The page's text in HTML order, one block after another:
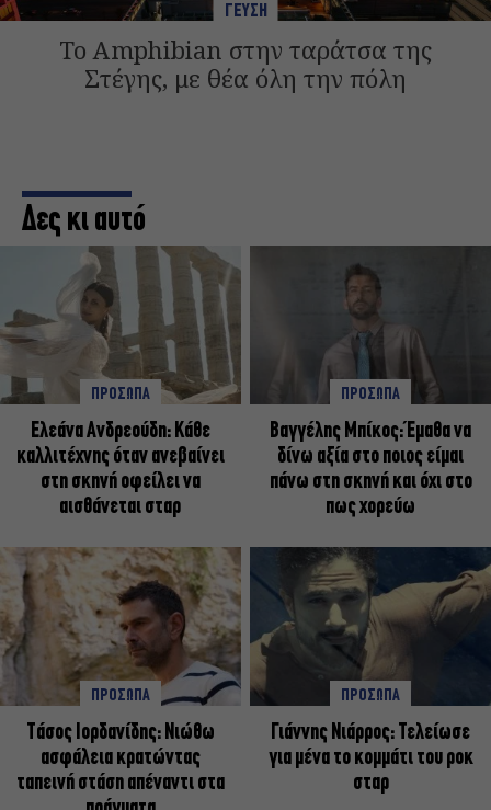
ΓΕΥΣΗ
Το Amphibian στην ταράτσα της
Στέγης, με θέα όλη την πόλη
Δες κι αυτό
ΠΡΟΣΩΠΑ
Ελεάνα Ανδρεούδη: Κάθε
καλλιτέχνης όταν ανεβαίνει
στη σκηνή οφείλει να
αισθάνεται σταρ
ΠΡΟΣΩΠΑ
Βαγγέλης Μπίκος: Έμαθα να
δίνω αξία στο ποιος είμαι
πάνω στη σκηνή και όχι στο
πως χορεύω
ΠΡΟΣΩΠΑ
Tάσος Ιορδανίδης: Νιώθω
ασφάλεια κρατώντας
ταπεινή στάση απέναντι στα
ΠΡΟΣΩΠΑ
Γιάννης Νιάρρος: Τελείωσε
για μένα το κομμάτι του ροκ
σταρ